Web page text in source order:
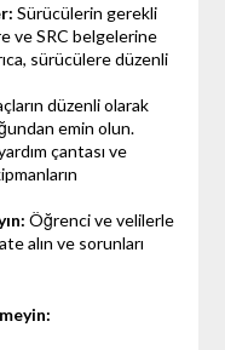
Sürücülerin gerekli
ve SRC belgelerine
sürücülere düzenli
düzenli olarak
emin olun.
çantası ve
Öğrenci ve velilerle
alın ve sorunları